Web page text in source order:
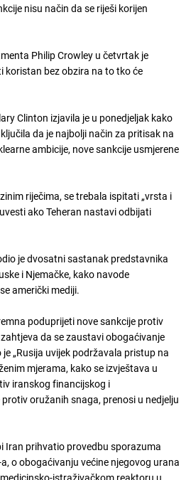
nisu način da se riješi korijen
Philip Crowley u četvrtak je
koristan bez obzira na to tko će
Clinton izjavila je u ponedjeljak kako
da je najbolji način za pritisak na
ambicije, nove sankcije usmjerene
riječima, se trebala ispitati „vrsta i
ako Teheran nastavi odbijati
je dvosatni sastanak predstavnika
i Njemačke, kako navode
američki mediji.
poduprijeti nove sankcije protiv
da se zaustavi obogaćivanje
„Rusija uvijek podržavala pristup na
mjerama, kako se izvještava u
iranskog financijskog i
oružanih snaga, prenosi u nedjelju
Iran prihvatio provedbu sporazuma
o obogaćivanju većine njegovog urana